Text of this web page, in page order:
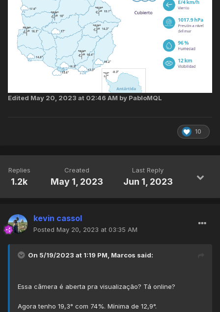
Edited May 20, 2023 at 02:46 AM by PabloMQL
10
Replies
1.2k
Created
May 1, 2023
Last Reply
Jun 1, 2023
kevin cassol
Posted May 20, 2023 at 03:35 AM
On 5/19/2023 at 1:19 PM, Marcos said:
Essa câmera é aberta pra visualização? Tá online?
Agora tenho 19,3° com 74%. Mínima de 12,9°.